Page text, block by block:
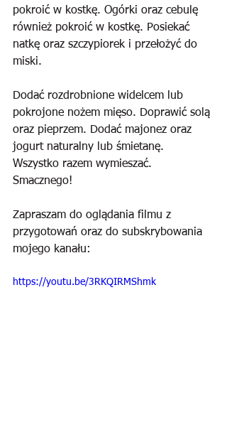
pokroić w kostkę. Ogórki oraz cebulę
również pokroić w kostkę. Posiekać
natkę oraz szczypiorek i przełożyć do
miski.
Dodać rozdrobnione widelcem lub
pokrojone nożem mięso. Doprawić solą
oraz pieprzem. Dodać majonez oraz
jogurt naturalny lub śmietanę.
Wszystko razem wymieszać.
Smacznego!
Zapraszam do oglądania filmu z
przygotowań oraz do subskrybowania
mojego kanału:
https://youtu.be/3RKQIRMShmk